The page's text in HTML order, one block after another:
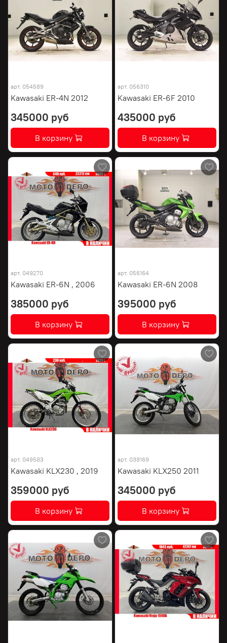
арт. 054589
Kawasaki ER-4N 2012
345000 руб
В корзину
арт. 056310
Kawasaki ER-6F 2010
435000 руб
В корзину
арт. 049270
Kawasaki ER-6N , 2006
385000 руб
В корзину
арт. 056164
Kawasaki ER-6N 2008
395000 руб
В корзину
арт. 049583
Kawasaki KLX230 , 2019
359000 руб
В корзину
арт. 038169
Kawasaki KLX250 2011
345000 руб
В корзину